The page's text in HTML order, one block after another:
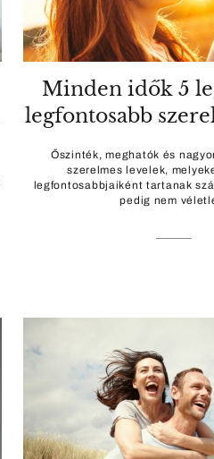
Minden idők 5
legfontosabb
Őszinték, meghatók és
szerelmes levelek,
legfontosabbjaiként tartanak
pedig nem